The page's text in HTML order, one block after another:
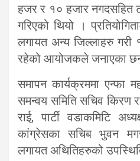
हजर र १० हजार नगदसहित
गरिएको थियो ।
लगायत अन्य जिल्लाहरु गरी
रहेको आयोजकले जनाएका
समापन कार्यक्रममा एन्फा
समन्वय समिति सचिव किरण
राई, पार्टी वडाकमिटि
कांग्रेसका सचिब भुवन
लगायत अथितिहरुको